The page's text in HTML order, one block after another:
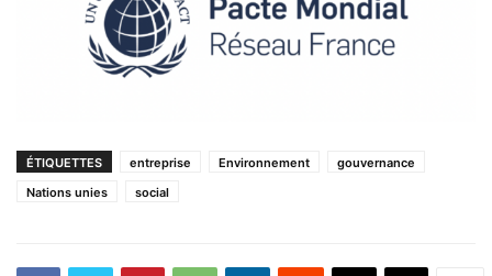
ÉTIQUETTES entreprise Environnement
gouvernance
Nations unies
social